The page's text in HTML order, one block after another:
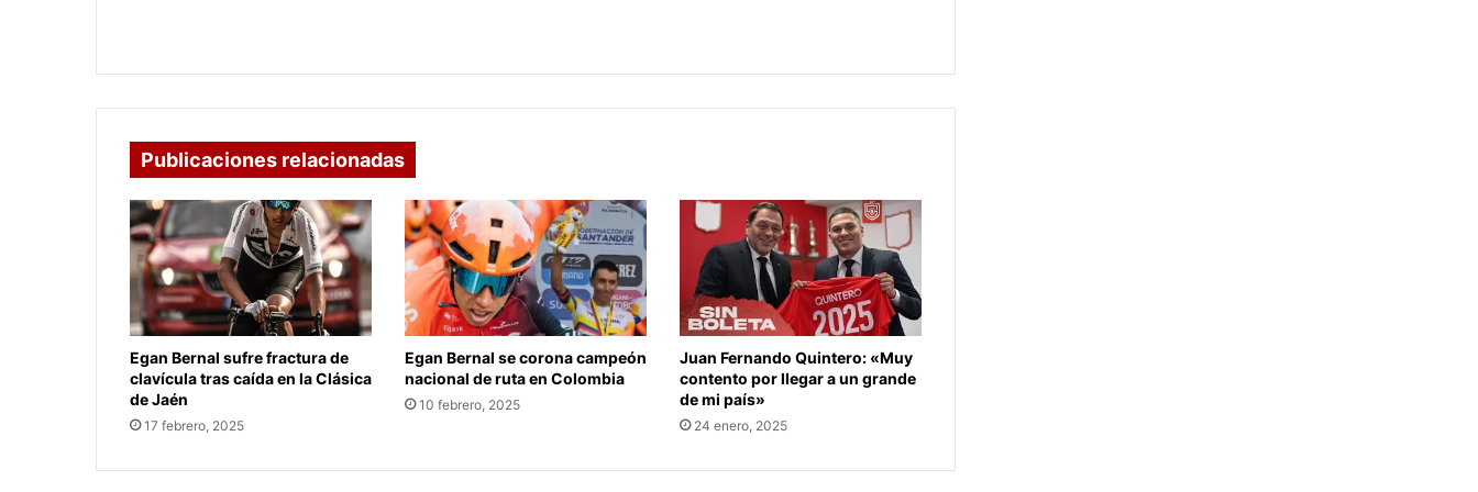
Publicaciones relacionadas
Egan Bernal sufre fractura de
clavícula tras caída en la Clásica
de Jaén
17 febrero, 2025
Egan Bernal se corona campeón
nacional de ruta en Colombia
10 febrero, 2025
Juan Fernando Quintero: «Muy
contento por llegar a un grande
de mi país»
24 enero, 2025